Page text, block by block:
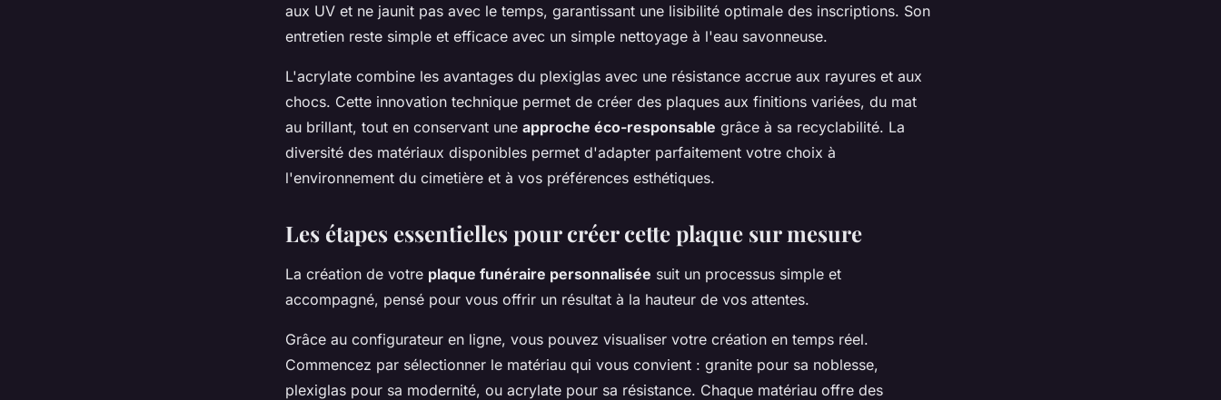
aux UV et ne jaunit pas avec le temps, garantissant une lisibilité optimale des inscriptions. Son
entretien reste simple et efficace avec un simple nettoyage à l'eau savonneuse.
L'acrylate combine les avantages du plexiglas avec une résistance accrue aux rayures et aux
chocs. Cette innovation technique permet de créer des plaques aux finitions variées, du mat
au brillant, tout en conservant une approche éco-responsable grâce à sa recyclabilité. La
diversité des matériaux disponibles permet d'adapter parfaitement votre choix à
l'environnement du cimetière et à vos préférences esthétiques.
Les étapes essentielles pour créer cette plaque sur mesure
La création de votre plaque funéraire personnalisée suit un processus simple et
accompagné, pensé pour vous offrir un résultat à la hauteur de vos attentes.
Grâce au configurateur en ligne, vous pouvez visualiser votre création en temps réel.
Commencez par sélectionner le matériau qui vous convient : granite pour sa noblesse,
plexiglas pour sa modernité, ou acrylate pour sa résistance. Chaque matériau offre des